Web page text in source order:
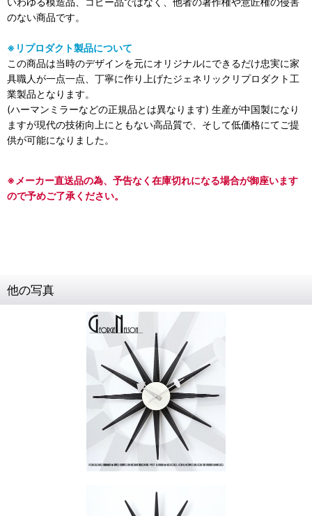
のない商品です。
※リプロダクト製品について
この商品は当時のデザインを元にオリジナルにできるだけ忠実に家
具職人が一点一点、丁寧に作り上げたジェネリックリプロダクト工
業製品となります。
(ハーマンミラーなどの正規品とは異なります) 生産が中国製になり
ますが現代の技術向上にともない高品質で、そして低価格にてご提
供が可能になりました。
※メーカー直送品の為、予告なく在庫切れになる場合が御座います
ので予めご了承ください。
他の写真